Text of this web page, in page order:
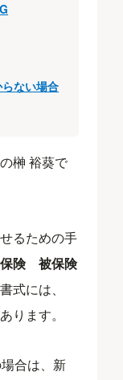
ない場合
榊 裕葵で
るための手
保険 被保険
式には、
ります。
合は、新